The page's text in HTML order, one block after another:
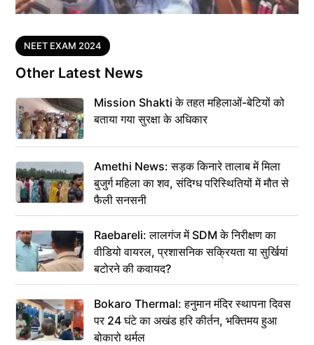
Tags
NEET EXAM 2024
Other Latest News
Mission Shakti के तहत महिलाओं-बेटियों को
बताया गया सुरक्षा के अधिकार
Amethi News: सड़क किनारे तालाब में मिला
बुजुर्ग महिला का शव, संदिग्ध परिस्थितियों में मौत से
फैली सनसनी
Raebareli: लालगंज में SDM के निरीक्षण का
वीडियो वायरल, प्रशासनिक सक्रियता या सुर्खियां
बटोरने की कवायद?
Bokaro Thermal: हनुमान मंदिर स्थापना दिवस
पर 24 घंटे का अखंड हरि कीर्तन, भक्तिमय हुआ
बोकारो थर्मल